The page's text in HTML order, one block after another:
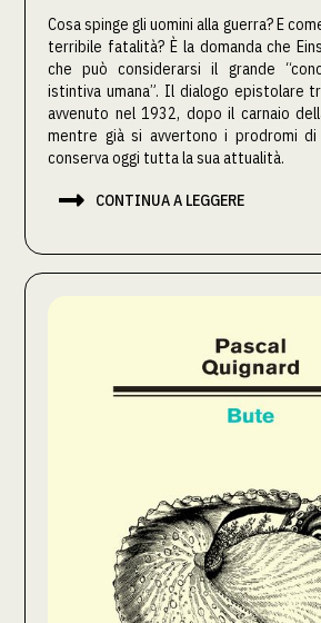
Cosa spinge gli uomini alla guerra? E
terribile fatalità? È la domanda che
che può considerarsi il grande
istintiva umana”. Il dialogo epistolare
avvenuto nel 1932, dopo il carnaio
mentre già si avvertono i prodromi
conserva oggi tutta la sua attualità.
 CONTINUA A LEGGERE